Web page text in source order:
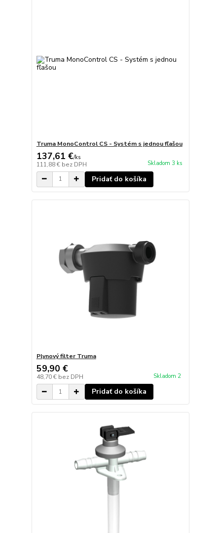
Truma MonoControl CS - Systém s jednou fľašou
137,61 €/ks
111,88 € bez DPH Skladom 3 ks
Pridať do košíka
Plynový filter Truma
59,90 €
48,70 € bez DPH Skladom 2
Pridať do košíka